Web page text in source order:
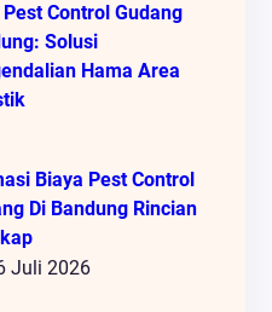
Control Gudang
Solusi
Hama Area
Biaya Pest Control
Di Bandung Rincian
Juli 2026